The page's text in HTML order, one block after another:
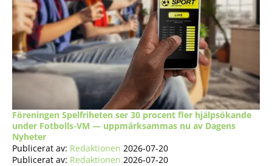
Föreningen Spelfriheten ser 30 procent fler hjälpsökande
under Fotbolls-VM — uppmärksammas nu av Dagens
Nyheter
Publicerat av: Redaktionen 2026-07-20
Publicerat av: Redaktionen 2026-07-20